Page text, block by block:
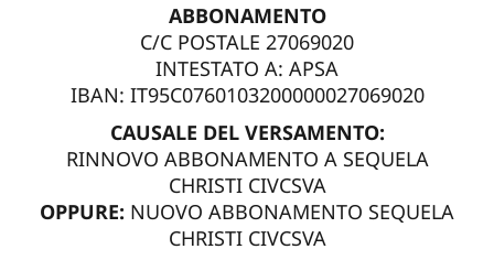
ABBONAMENTO
C/C POSTALE 27069020
INTESTATO A: APSA
IBAN: IT95C0760103200000027069020
CAUSALE DEL VERSAMENTO:
RINNOVO ABBONAMENTO A SEQUELA
CHRISTI CIVCSVA
OPPURE: NUOVO ABBONAMENTO SEQUELA
CHRISTI CIVCSVA